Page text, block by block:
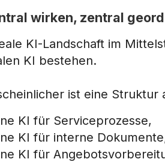
wirken, zentral
KI-Landschaft im
KI bestehen.
ist eine Struktur
KI für Serviceprozesse,
KI für interne
KI für